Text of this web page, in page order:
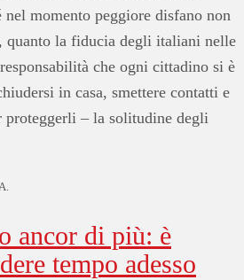
nel momento peggiore disfano non
quanto la fiducia degli italiani nelle
che ogni cittadino si è
in casa, smettere contatti e
proteggerli – la solitudine degli
ancor di più: è
tempo adesso